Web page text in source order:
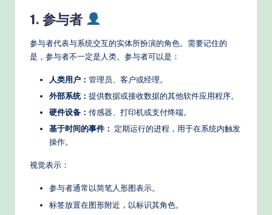
rn
T
1. 参与者
参与者代表与系统交互的实体所扮演的角色。需要记住的
是，参与者不一定是人类。参与者可以是：
人类用户： 管理员、客户或经理。
外部系统： 提供数据或接收数据的其他软件应用程序。
硬件设备： 传感器、打印机或支付终端。
基于时间的事件： 定期运行的进程，用于在系统内触发
操作。
视觉表示：
参与者通常以简笔人形图表示。
标签放置在图形附近，以标识其角色。